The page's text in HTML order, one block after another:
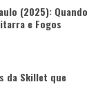
(2025): Quando
e Fogos
da Skillet que